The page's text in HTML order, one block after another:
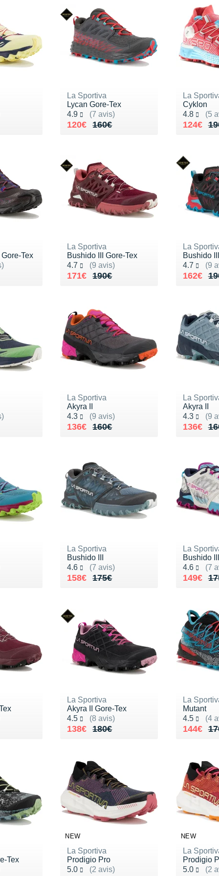
La Sportiva
Lycan Gore-Tex
4.9
(7 avis)
Noté 4.9 sur 5
160€
Au lieu de 160€
120€
Vendu 120€
La
Cyklon
4.8
(5
Noté 4.8
Au lieu
124€
Vendu
Tex
La Sportiva
Bushido III Gore-Tex
4.7
(9 avis)
Noté 4.7 sur 5
190€
Au lieu de 190€
171€
Vendu 171€
La
Bushido
4.7
(9
Noté 4.7
Au lieu
162€
Vendu
La Sportiva
Akyra II
4.3
(9 avis)
Noté 4.3 sur 5
160€
Au lieu de 160€
136€
Vendu 136€
La
Akyra II
4.3
(9
Noté 4.3
Au lieu
136€
Vendu
La Sportiva
Bushido III
4.6
(7 avis)
Noté 4.6 sur 5
175€
Au lieu de 175€
158€
Vendu 158€
La
Bushido III
4.6
(7
Noté 4.6
Au lieu
149€
Vendu
La Sportiva
Akyra II Gore-Tex
4.5
(8 avis)
Noté 4.5 sur 5
180€
Au lieu de 180€
138€
Vendu 138€
La
Mutant
4.5
(4
Noté 4.5
Au lieu
144€
Vendu
Tex
NEW
La Sportiva
Prodigio Pro
5.0
(2 avis)
Noté 5.0 sur 5
NEW
La
Prodigio
5.0
(2
Noté 5.0